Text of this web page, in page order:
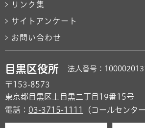
リンク集
サイトアンケート
お問い合わせ
目黒区役所 法人番号：
〒153-8573
東京都目黒区上目黒二丁目19番15号
電話： 03-3715-1111 （コールセンタ